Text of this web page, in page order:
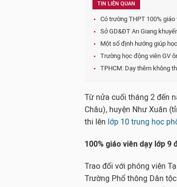
TIN LIÊN QUAN
Có trường THPT 100%
Sở GD&ĐT An Giang
Một số định hướng giúp
Trường học động viên GV
TPHCM: Dạy thêm không
Từ nửa cuối tháng 2 đến
Châu), huyện Như Xuân
thi lên lớp 10 trung học
100% giáo viên dạy lớp 9
Trao đổi với phóng viên
Trường Phổ thông Dân